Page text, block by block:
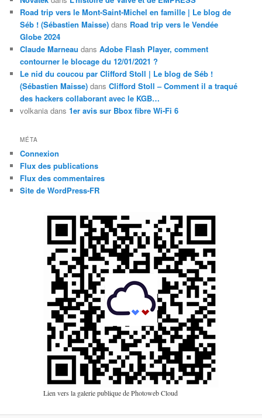
Road trip vers le Mont-Saint-Michel en famille | Le blog de
Séb ! (Sébastien Maisse) dans Road trip vers le Vendée
Globe 2024
Claude Marneau dansAdobe Flash Player, comment
contourner le blocage du 12/01/2021 ?
Le nid du coucou par Clifford Stoll | Le blog de Séb !
(Sébastien Maisse) dansClifford Stoll – Comment il a traqué
des hackers collaborant avec le KGB…
volkania dans1er avis sur Bbox fibre Wi-Fi 6
MÉTA
Connexion
Flux des publications
Flux des commentaires
Site de WordPress-FR
Lien vers la galerie publique de Photoweb Cloud